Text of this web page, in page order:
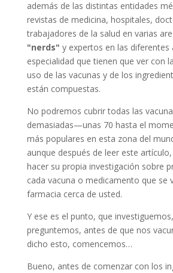
además de las distintas entidades
revistas de medicina, hospitales,
trabajadores de la salud en varias
"nerds" y expertos en las diferentes
especialidad que tienen que ver con
uso de las vacunas y de los
están compuestas.
No podremos cubrir todas las
demasiadas—unas 70 hasta el
más populares en esta zona del
aunque después de leer este
hacer su propia investigación sobre
cada vacuna o medicamento que se
farmacia cerca de usted.
Y ese es el punto, que
preguntemos, antes de que nos
dicho esto, comencemos…
Bueno, antes de comenzar con los